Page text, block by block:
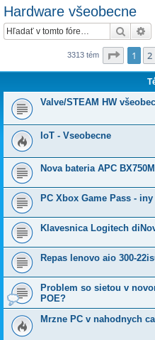
Hardware všeobecne
Hľadať
3313 tém Strana
1 2
Valve/STEAM HW
IoT - Vseobecne
Nova bateria APC BX750MI
PC Xbox Game Pass -
Klavesnica Logitech
Repas lenovo aio 300-
Problem so sietou v
POE?
Mrzne PC v nahodnych